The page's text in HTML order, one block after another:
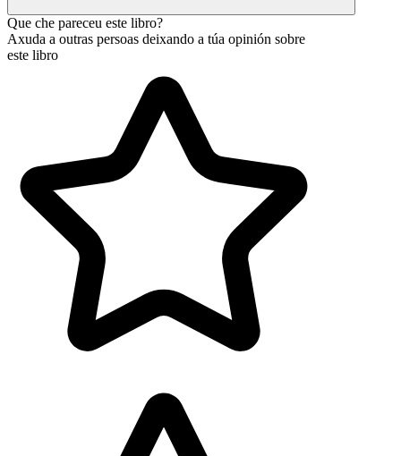
Que che pareceu este libro?
Axuda a outras persoas deixando a túa opinión sobre
este libro